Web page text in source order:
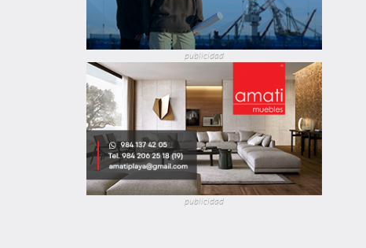
publicidad
publicidad